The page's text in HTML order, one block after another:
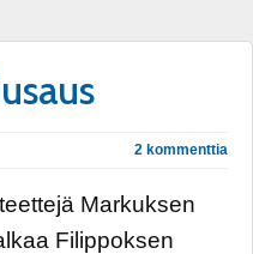
2 kommenttia
Markuksen
Filippoksen